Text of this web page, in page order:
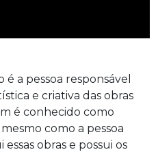
a pessoa responsável
e criativa das obras
é conhecido como
como a pessoa
obras e possui os